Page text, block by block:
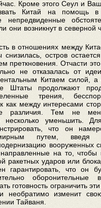
Кроме этого Сеул и
Китай на помощь в
непредвиденные
они возникнут в северной
в отношениях между
снизилась, остров
преткновения. Отчасти это
не отказалась от идеи
Китаем силой, а
Штаты продолжают
трения,
как между интересами
различия. Тем не
уменьшить.
что он
путем, введя
вооруженных
на то, чтобы
ракетных ударов или
гарантировать, что он
оборонительные
готовность ограничить
необратимо изменит
Тайваня.